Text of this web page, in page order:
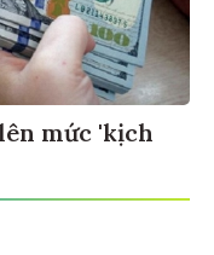
mức 'kịch